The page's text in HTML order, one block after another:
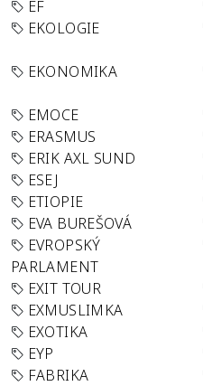
EF
EKOLOGIE
EKONOMIKA
EMOCE
ERASMUS
ERIK AXL SUND
ESEJ
ETIOPIE
EVA BUREŠOVÁ
EVROPSKÝ
PARLAMENT
EXIT TOUR
EXMUSLIMKA
EXOTIKA
EYP
FABRIKA